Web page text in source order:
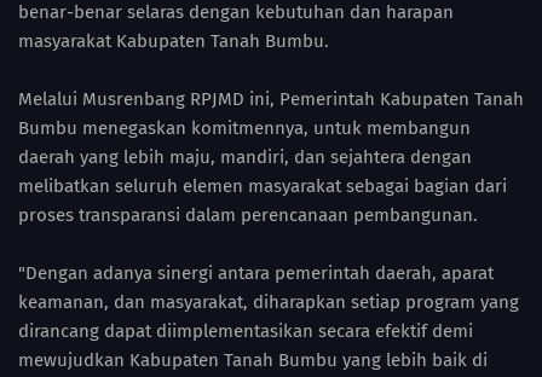
benar-benar selaras dengan kebutuhan dan harapan
masyarakat Kabupaten Tanah Bumbu.
Melalui Musrenbang RPJMD ini, Pemerintah Kabupaten Tanah
Bumbu menegaskan komitmennya, untuk membangun
daerah yang lebih maju, mandiri, dan sejahtera dengan
melibatkan seluruh elemen masyarakat sebagai bagian dari
proses transparansi dalam perencanaan pembangunan.
"Dengan adanya sinergi antara pemerintah daerah, aparat
keamanan, dan masyarakat, diharapkan setiap program yang
dirancang dapat diimplementasikan secara efektif demi
mewujudkan Kabupaten Tanah Bumbu yang lebih baik di